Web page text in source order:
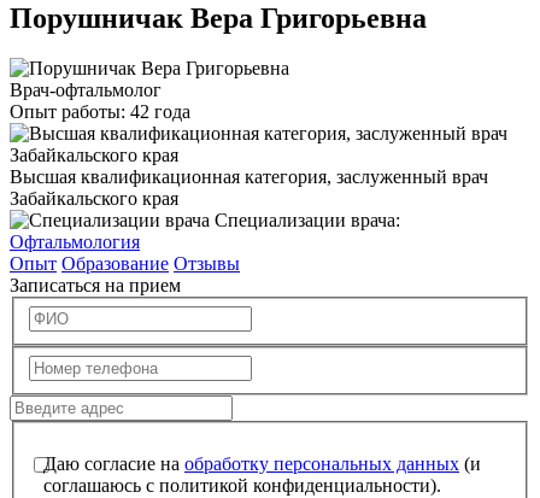
Порушничак Вера Григорьевна
Врач-офтальмолог
Опыт работы: 42 года
Высшая квалификационная категория, заслуженный врач
Забайкальского края
Специализации врача:
Офтальмология
Опыт Образование Отзывы
Записаться на прием
Даю согласие на обработку персональных данных (и
соглашаюсь с политикой конфиденциальности).